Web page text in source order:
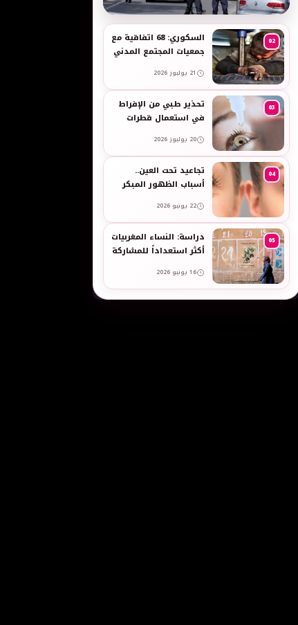
به
02
السكوري: 68 اتفاقية مع
جمعيات المجتمع المدني
والنساء في العمل
21 يوليوز 2026
03
تحذير طبي من الإفراط
في استعمال قطرات
المضيقة للأوعية
20 يوليوز 2026
04
تجاعيد تحت العين..
أسباب الظهور المبكر
بالبشرة الحساسة -
taroudant press
22 يونيو 2026
05
دراسة: النساء المغربيات
أكثر استعداداً للمشاركة
بالرجال
16 يونيو 2026